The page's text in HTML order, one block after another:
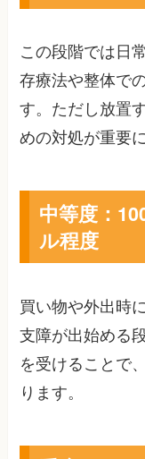
この段階では日
存療法や整体で
す。ただし放置
めの対処が重要
中等度：
ル程度
買い物や外出時
支障が出始める
を受けることで
ります。